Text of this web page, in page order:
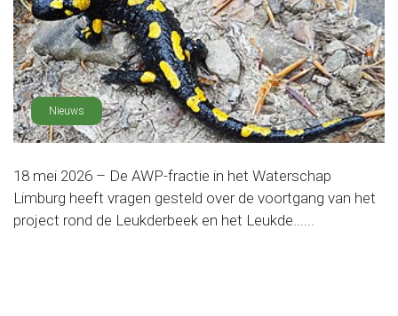
Nieuws
18 mei 2026 – De AWP-fractie in het Waterschap
Limburg heeft vragen gesteld over de voortgang van het
project rond de Leukderbeek en het Leukde......